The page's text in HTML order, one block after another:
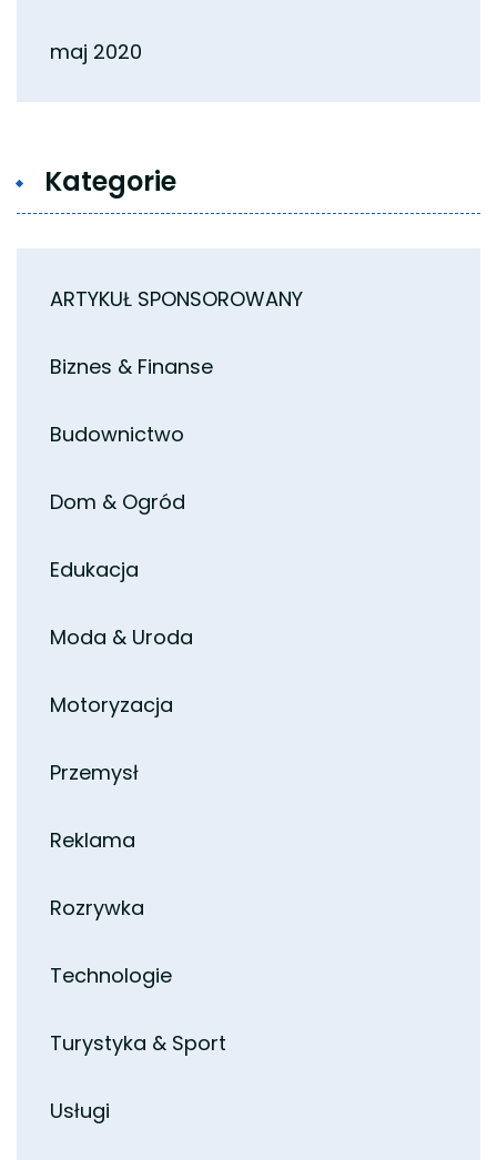
maj 2020
Kategorie
ARTYKUŁ SPONSOROWANY
Biznes & Finanse
Budownictwo
Dom & Ogród
Edukacja
Moda & Uroda
Motoryzacja
Przemysł
Reklama
Rozrywka
Technologie
Turystyka & Sport
Usługi